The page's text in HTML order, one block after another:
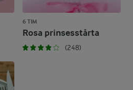
6 TIM
Rosa prinsesstårta
(248)